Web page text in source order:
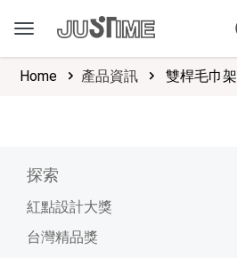
Home 產品資訊 雙桿毛巾架
探索
紅點設計大獎
台灣精品獎